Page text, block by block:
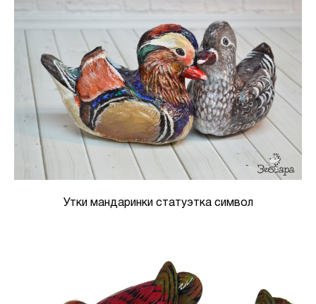
Утки мандаринки статуэтка символ